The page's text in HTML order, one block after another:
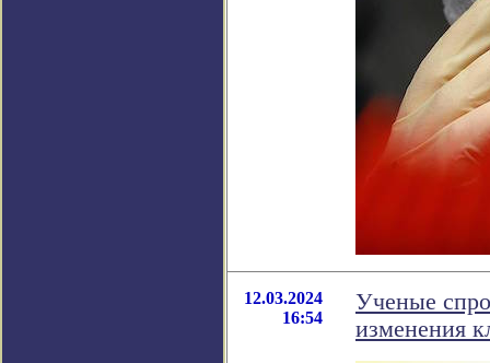
12.03.2024
16:54
Ученые
изменения